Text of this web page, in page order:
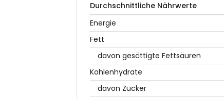
Durchschnittliche Nährwerte
Energie
Fett
davon gesättigte Fettsäuren
Kohlenhydrate
davon Zucker